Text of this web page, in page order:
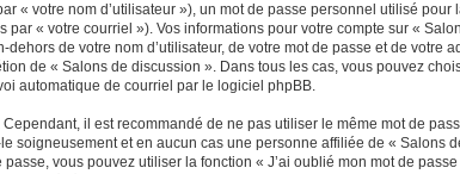
« votre nom d’utilisateur »), un mot de passe personnel utilisé
« votre courriel »). Vos informations pour votre compte sur «
de votre nom d’utilisateur, de votre mot de passe et de votre
de « Salons de discussion ». Dans tous les cas, vous pouvez
automatique de courriel par le logiciel phpBB.
il est recommandé de ne pas utiliser le même mot de
soigneusement et en aucun cas une personne affiliée de « Salons
vous pouvez utiliser la fonction « J’ai oublié mon mot de